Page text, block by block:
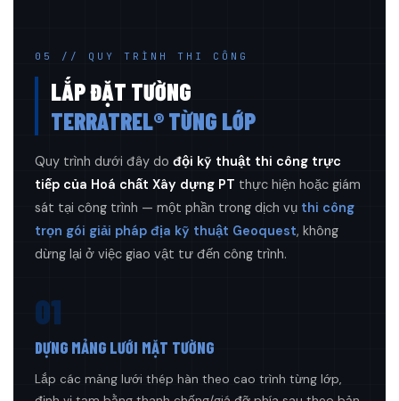
05 // QUY TRÌNH THI CÔNG
LẮP ĐẶT TƯỜNG
TERRATREL® TỪNG LỚP
Quy trình dưới đây do đội kỹ thuật thi công trực
tiếp của Hoá chất Xây dựng PT thực hiện hoặc giám
sát tại công trình — một phần trong dịch vụ thi công
trọn gói giải pháp địa kỹ thuật Geoquest, không
dừng lại ở việc giao vật tư đến công trình.
01
DỰNG MẢNG LƯỚI MẶT TƯỜNG
Lắp các mảng lưới thép hàn theo cao trình từng lớp,